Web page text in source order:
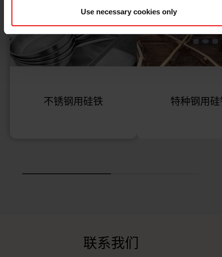
Use necessary cookies only
不锈钢用硅铁 特种钢用
联系我们